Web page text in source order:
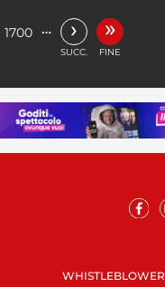
1700 … ›
SUCC.
»
FINE
WHISTLEBLOWER